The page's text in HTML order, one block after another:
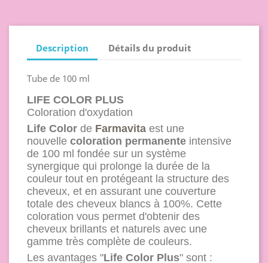
Description Détails du produit
Tube de 100 ml
LIFE COLOR PLUS
Coloration d'oxydation
Life Color de Farmavita est une
nouvelle coloration permanente intensive
de 100 ml fondée sur un système
synergique qui prolonge la durée de la
couleur tout en protégeant la structure des
cheveux, et en assurant une couverture
totale des cheveux blancs à 100%. Cette
coloration vous permet d'obtenir des
cheveux brillants et naturels avec une
gamme très complète de couleurs.
Les avantages "Life Color Plus" sont :